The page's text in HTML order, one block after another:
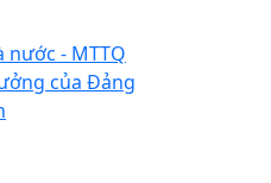
nước - MTTQ
của Đảng